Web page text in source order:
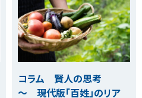
コラム 賢人の思考
～ 現代版「百姓」のリア